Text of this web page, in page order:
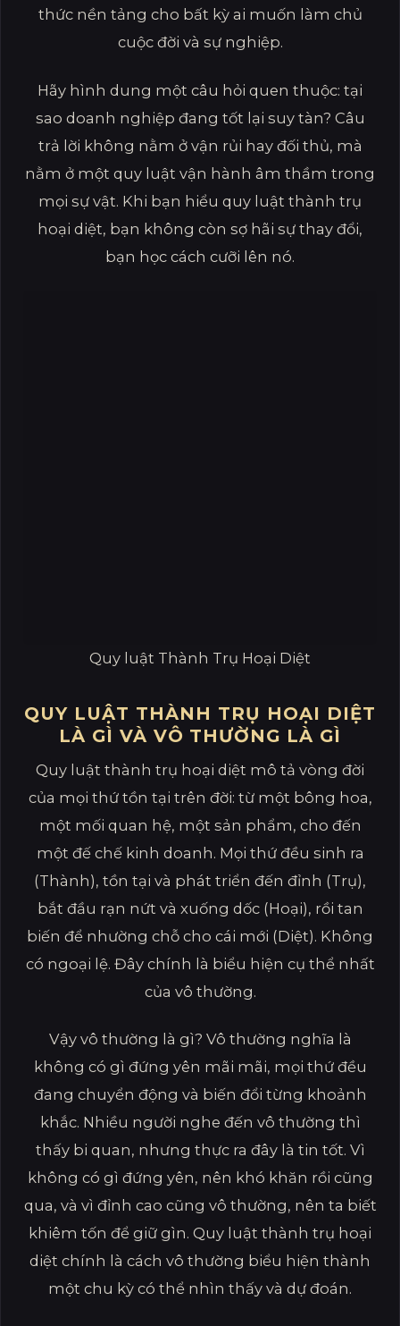
thức nền tảng cho bất kỳ ai muốn làm chủ
cuộc đời và sự nghiệp.
Hãy hình dung một câu hỏi quen thuộc: tại
sao doanh nghiệp đang tốt lại suy tàn? Câu
trả lời không nằm ở vận rủi hay đối thủ, mà
nằm ở một quy luật vận hành âm thầm trong
mọi sự vật. Khi bạn hiểu quy luật thành trụ
hoại diệt, bạn không còn sợ hãi sự thay đổi,
bạn học cách cưỡi lên nó.
Quy luật Thành Trụ Hoại Diệt
QUY LUẬT THÀNH TRỤ HOẠI DIỆT
LÀ GÌ VÀ VÔ THƯỜNG LÀ GÌ
Quy luật thành trụ hoại diệt mô tả vòng đời
của mọi thứ tồn tại trên đời: từ một bông hoa,
một mối quan hệ, một sản phẩm, cho đến
một đế chế kinh doanh. Mọi thứ đều sinh ra
(Thành), tồn tại và phát triển đến đỉnh (Trụ),
bắt đầu rạn nứt và xuống dốc (Hoại), rồi tan
biến để nhường chỗ cho cái mới (Diệt). Không
có ngoại lệ. Đây chính là biểu hiện cụ thể nhất
của vô thường.
Vậy vô thường là gì? Vô thường nghĩa là
không có gì đứng yên mãi mãi, mọi thứ đều
đang chuyển động và biến đổi từng khoảnh
khắc. Nhiều người nghe đến vô thường thì
thấy bi quan, nhưng thực ra đây là tin tốt. Vì
không có gì đứng yên, nên khó khăn rồi cũng
qua, và vì đỉnh cao cũng vô thường, nên ta biết
khiêm tốn để giữ gìn. Quy luật thành trụ hoại
diệt chính là cách vô thường biểu hiện thành
một chu kỳ có thể nhìn thấy và dự đoán.